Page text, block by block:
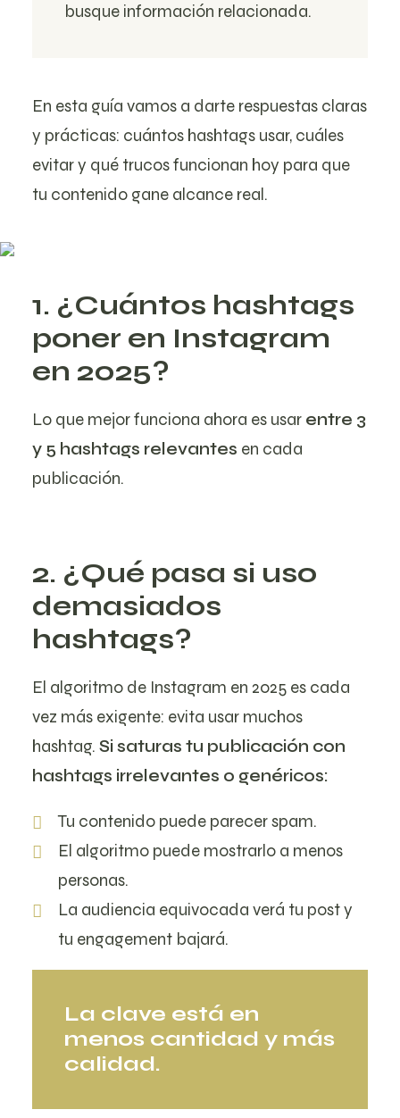
busque información relacionada.
En esta guía vamos a darte respuestas claras
y prácticas: cuántos hashtags usar, cuáles
evitar y qué trucos funcionan hoy para que
tu contenido gane alcance real.
1. ¿Cuántos hashtags
poner en Instagram
en 2025?
Lo que mejor funciona ahora es usar entre 3
y 5 hashtags relevantes en cada
publicación.
2. ¿Qué pasa si uso
demasiados
hashtags?
El algoritmo de Instagram en 2025 es cada
vez más exigente: evita usar muchos
hashtag. Si saturas tu publicación con
hashtags irrelevantes o genéricos:
Tu contenido puede parecer spam.
El algoritmo puede mostrarlo a menos
personas.
La audiencia equivocada verá tu post y
tu engagement bajará.
La clave está en
menos cantidad y más
calidad.